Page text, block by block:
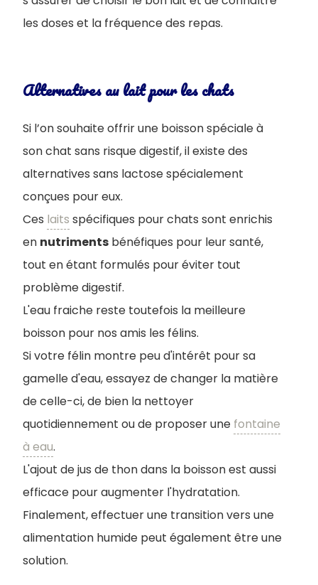
les doses et la fréquence des repas.
Alternatives au lait pour les chats
Si l’on souhaite offrir une boisson spéciale à
son chat sans risque digestif, il existe des
alternatives sans lactose spécialement
conçues pour eux.
Ces laits spécifiques pour chats sont enrichis
en nutriments bénéfiques pour leur santé,
tout en étant formulés pour éviter tout
problème digestif.
L'eau fraiche reste toutefois la meilleure
boisson pour nos amis les félins.
Si votre félin montre peu d'intérêt pour sa
gamelle d'eau, essayez de changer la matière
de celle-ci, de bien la nettoyer
quotidiennement ou de proposer une fontaine
à eau.
L'ajout de jus de thon dans la boisson est aussi
efficace pour augmenter l'hydratation.
Finalement, effectuer une transition vers une
alimentation humide peut également être une
solution.